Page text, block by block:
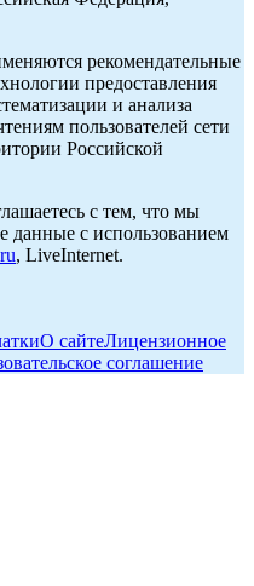
рекомендательные
предоставления
и анализа
пользователей сети
Российской
с тем, что мы
данные с использованием
, LiveInternet.
О сайтеЛицензионное
соглашение